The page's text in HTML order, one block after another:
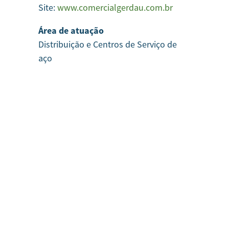
Site:www.comercialgerdau.com.br
Área de atuação
Distribuição e Centros de Serviço de
aço